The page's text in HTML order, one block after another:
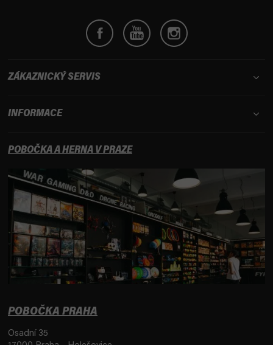
ZÁKAZNICKÝ SERVIS
INFORMACE
POBOČKA A HERNA V PRAZE
POBOČKA PRAHA
Osadní 35